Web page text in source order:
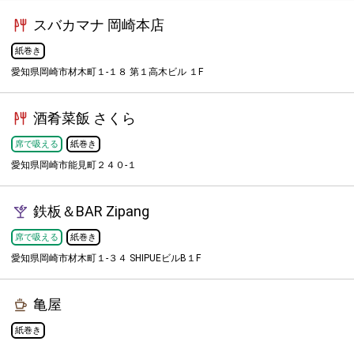
スバカマナ 岡崎本店
紙巻き
愛知県岡崎市材木町１-１８ 第１高木ビル １F
酒肴菜飯 さくら
席で吸える 紙巻き
愛知県岡崎市能見町２４０-１
鉄板＆BAR Zipang
席で吸える 紙巻き
愛知県岡崎市材木町１-３４ SHIPUEビルB１F
亀屋
紙巻き